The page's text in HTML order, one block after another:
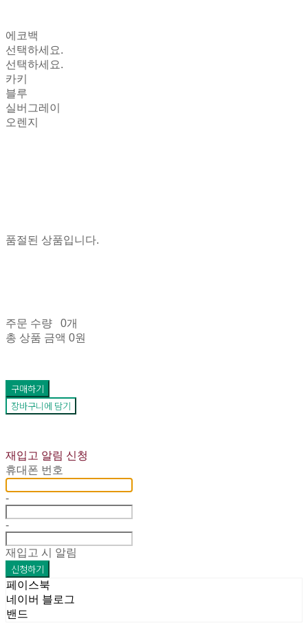
에코백
선택하세요.
선택하세요.
카키
블루
실버그레이
오렌지
품절된 상품입니다.
주문 수량
0개
총 상품 금액 0원
구매하기
장바구니에 담기
재입고 알림 신청
휴대폰 번호
-
-
재입고 시 알림
신청하기
페이스북
네이버 블로그
밴드